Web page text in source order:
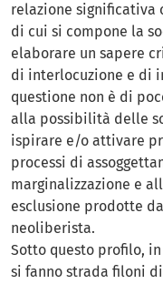
relazione significativa
di cui si compone la
elaborare un sapere
di interlocuzione e di
questione non è di
alla possibilità delle
ispirare e/o attivare
processi di
marginalizzazione e
esclusione prodotte
neoliberista.
Sotto questo profilo,
si fanno strada filoni